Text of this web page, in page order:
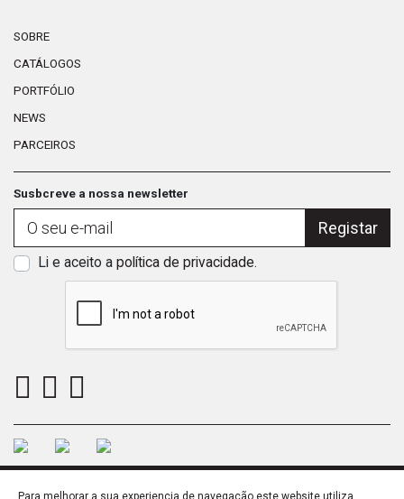
SOBRE
CATÁLOGOS
PORTFÓLIO
NEWS
PARCEIROS
Susbcreve a nossa newsletter
Registar
Li e aceito a política de privacidade.
Para melhorar a sua experiencia de navegação este website utiliza